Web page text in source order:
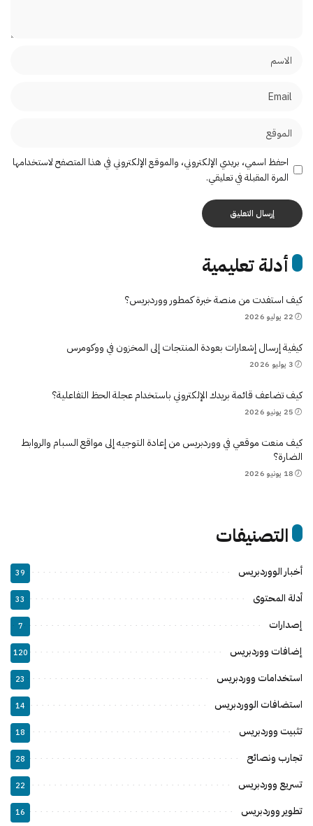
احفظ اسمي، بريدي الإلكتروني، والموقع الإلكتروني في هذا المتصفح لاستخدامها
المرة المقبلة في تعليقي.
أدلة تعليمية
كيف استفدت من منصة خبرة كمطور ووردبريس؟
22 يوليو 2026
كيفية إرسال إشعارات بعودة المنتجات إلى المخزون في ووكومرس
3 يوليو 2026
كيف تضاعف قائمة بريدك الإلكتروني باستخدام عجلة الحظ التفاعلية؟
25 يونيو 2026
كيف منعت موقعي في ووردبريس من إعادة التوجيه إلى مواقع السبام والروابط
الضارة؟
18 يونيو 2026
التصنيفات
أخبار الووردبريس 39
أدلة المحتوى 33
إصدارات 7
إضافات ووردبريس 120
استخدامات ووردبريس 23
استضافات الووردبريس 14
تثبيت ووردبريس 18
تجارب ونصائح 28
تسريع ووردبريس 22
تطوير ووردبريس 16